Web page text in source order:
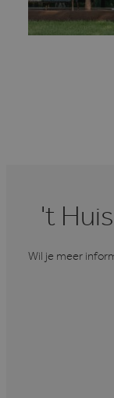
't
Wil je meer